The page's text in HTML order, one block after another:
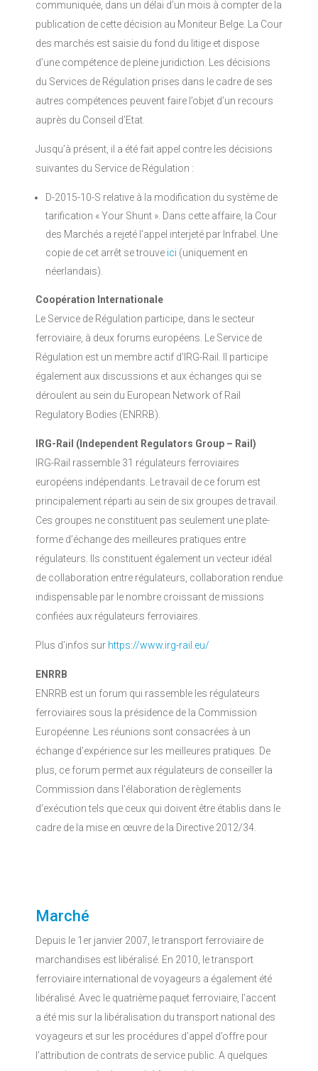
communiquée, dans un délai d’un mois à compter de la
publication de cette décision au Moniteur Belge. La Cour
des marchés est saisie du fond du litige et dispose
d’une compétence de pleine juridiction. Les décisions
du Services de Régulation prises dans le cadre de ses
autres compétences peuvent faire l’objet d’un recours
auprès du Conseil d’Etat.
Jusqu’à présent, il a été fait appel contre les décisions
suivantes du Service de Régulation :
D-2015-10-S relative à la modification du système de
tarification « Your Shunt ». Dans cette affaire, la Cour
des Marchés a rejeté l’appel interjeté par Infrabel. Une
copie de cet arrêt se trouve ici (uniquement en
néerlandais).
Coopération Internationale
Le Service de Régulation participe, dans le secteur
ferroviaire, à deux forums européens. Le Service de
Régulation est un membre actif d’IRG-Rail. Il participe
également aux discussions et aux échanges qui se
déroulent au sein du European Network of Rail
Regulatory Bodies (ENRRB).
IRG-Rail (Independent Regulators Group – Rail)
IRG-Rail rassemble 31 régulateurs ferroviaires
européens indépendants. Le travail de ce forum est
principalement réparti au sein de six groupes de travail.
Ces groupes ne constituent pas seulement une plate-
forme d’échange des meilleures pratiques entre
régulateurs. Ils constituent également un vecteur idéal
de collaboration entre régulateurs, collaboration rendue
indispensable par le nombre croissant de missions
confiées aux régulateurs ferroviaires.
Plus d’infos sur https://www.irg-rail.eu/
ENRRB
ENRRB est un forum qui rassemble les régulateurs
ferroviaires sous la présidence de la Commission
Européenne. Les réunions sont consacrées à un
échange d’expérience sur les meilleures pratiques. De
plus, ce forum permet aux régulateurs de conseiller la
Commission dans l’élaboration de règlements
d’exécution tels que ceux qui doivent être établis dans le
cadre de la mise en œuvre de la Directive 2012/34.
Marché
Depuis le 1er janvier 2007, le transport ferroviaire de
marchandises est libéralisé. En 2010, le transport
ferroviaire international de voyageurs a également été
libéralisé. Avec le quatrième paquet ferroviaire, l’accent
a été mis sur la libéralisation du transport national des
voyageurs et sur les procédures d’appel d’offre pour
l’attribution de contrats de service public. A quelques